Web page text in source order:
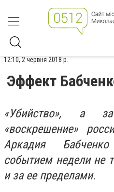
12:10, 2 червня 2018 р.
Эффект
«Убийство», а
«воскрешение»
Аркадия
событием недели не
и за ее пределами.